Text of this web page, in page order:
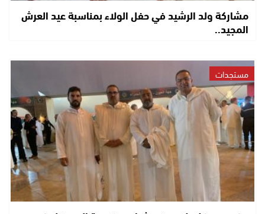
مشاركة ولد الرشيد في حفل الولاء بمناسبة عيد العرش
المجيد..
مستجدات